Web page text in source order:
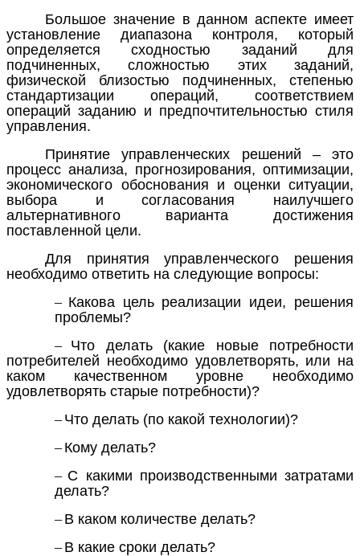
Большое значение в данном аспекте имеет
установление диапазона контроля, который
определяется сходностью заданий для
подчиненных, сложностью этих заданий,
физической близостью подчиненных, степенью
стандартизации операций, соответствием
операций заданию и предпочтительностью стиля
управления.
Принятие управленческих решений – это
процесс анализа, прогнозирования, оптимизации,
экономического обоснования и оценки ситуации,
выбора и согласования наилучшего
альтернативного варианта достижения
поставленной цели.
Для принятия управленческого решения
необходимо ответить на следующие вопросы:
– Какова цель реализации идеи, решения
проблемы?
– Что делать (какие новые потребности
потребителей необходимо удовлетворять, или на
каком качественном уровне необходимо
удовлетворять старые потребности)?
– Что делать (по какой технологии)?
– Кому делать?
– С какими производственными затратами
делать?
– В каком количестве делать?
– В какие сроки делать?